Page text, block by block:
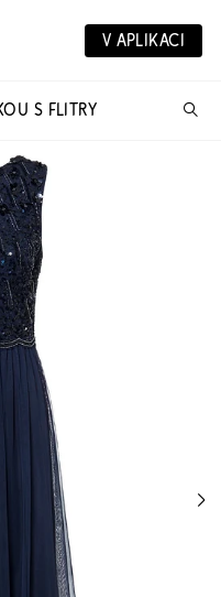
V APLIKACI
S FLITRY